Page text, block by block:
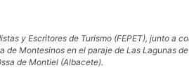
y Escritores de Turismo (FEPET), junto a
de Montesinos en el paraje de Las Lagunas
de Montiel (Albacete).